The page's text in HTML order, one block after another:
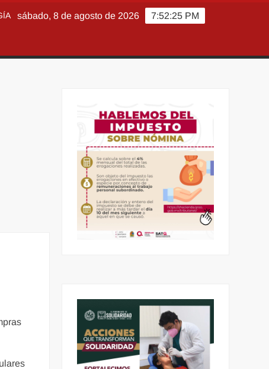
7:52:26 PM
sábado, 8 de agosto de 2026